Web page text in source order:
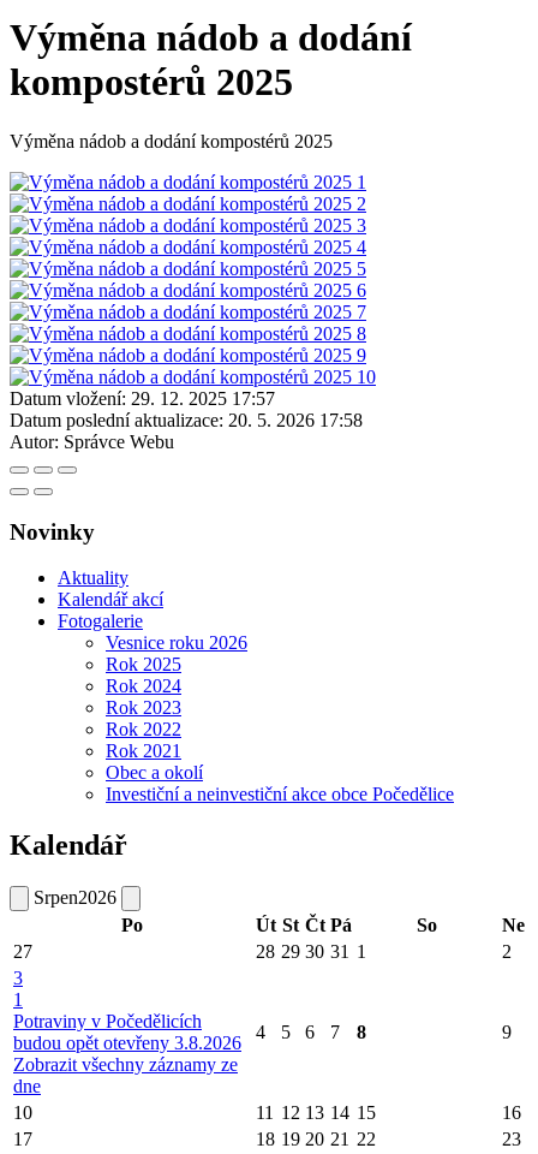
Výměna nádob a dodání
kompostérů 2025
Výměna nádob a dodání kompostérů 2025
Datum vložení: 29. 12. 2025 17:57
Datum poslední aktualizace: 20. 5. 2026 17:58
Autor: Správce Webu
Novinky
Aktuality
Kalendář akcí
Fotogalerie
Vesnice roku 2026
Rok 2025
Rok 2024
Rok 2023
Rok 2022
Rok 2021
Obec a okolí
Investiční a neinvestiční akce obce Počedělice
Kalendář
Srpen2026
Po
Út St Čt Pá So
Ne
27
28 29 30 31 1
2
3
1
Potraviny v Počedělicích
budou opět otevřeny 3.8.2026
Zobrazit všechny záznamy ze
dne
4 5 6 7 8 9
10 11 12 13 14 15
16
17
18 19 20 21 22 23